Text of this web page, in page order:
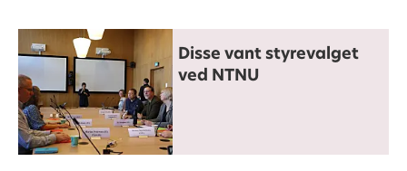
Disse vant styrevalget
ved NTNU